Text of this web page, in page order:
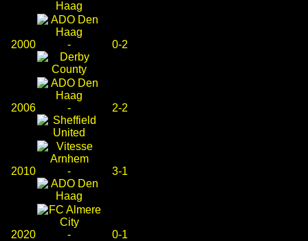
2000 - 0-2
2006 - 2-2
2010 - 3-1
2020 - 0-1